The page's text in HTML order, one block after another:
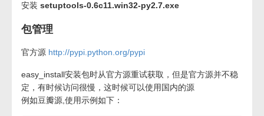
安装 setuptools-0.6c11.win32-py2.7.exe
包管理
官方源 http://pypi.python.org/pypi
easy_install安装包时从官方源重试获取，但是官方源并不稳
定，有时候访问很慢，这时候可以使用国内的源
例如豆瓣源,使用示例如下：